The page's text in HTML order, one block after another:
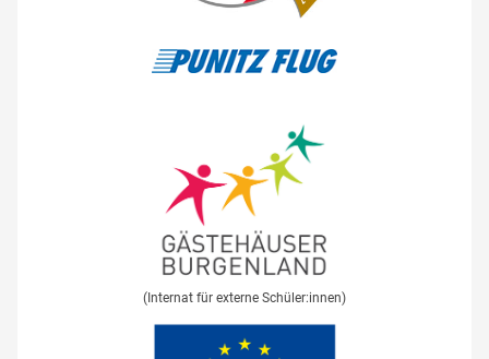
(Internat für externe Schüler:innen)